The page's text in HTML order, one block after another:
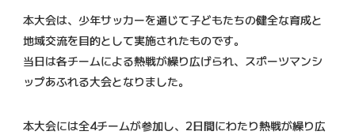
本大会は、少年サッカーを通じて子どもたちの健全な育成と
地域交流を目的として実施されたものです。
当日は各チームによる熱戦が繰り広げられ、スポーツマンシ
ップあふれる大会となりました。
本大会には全4チームが参加し、2日間にわたり熱戦が繰り広